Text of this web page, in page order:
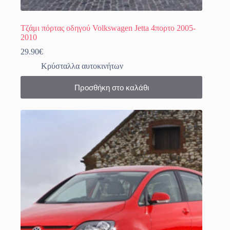
Τζάμι πόρτας οδηγού Volkswagen Jetta 4πορτο 2005-
2010
29.90€
Κρύσταλλα αυτοκινήτων
Προσθήκη στο καλάθι